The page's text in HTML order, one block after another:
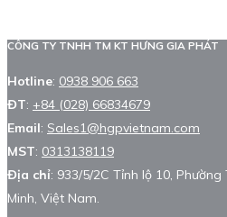
CÔNG TY TNHH TM KT HƯNG GIA PHÁT
Hotline: 0938 906 663
ĐT: +84 (028) 66834679
Email: Sales1@hgpvietnam.com
MST: 0313138119
Địa chỉ: 933/5/2C Tỉnh lộ 10,
Minh, Việt Nam.